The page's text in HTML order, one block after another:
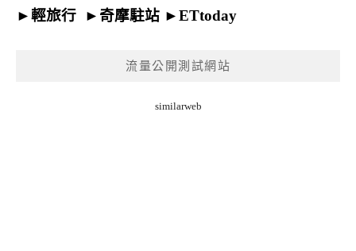
►輕旅行 ► 奇摩駐站 ►ETtoday
流量公開測試網站
similarweb